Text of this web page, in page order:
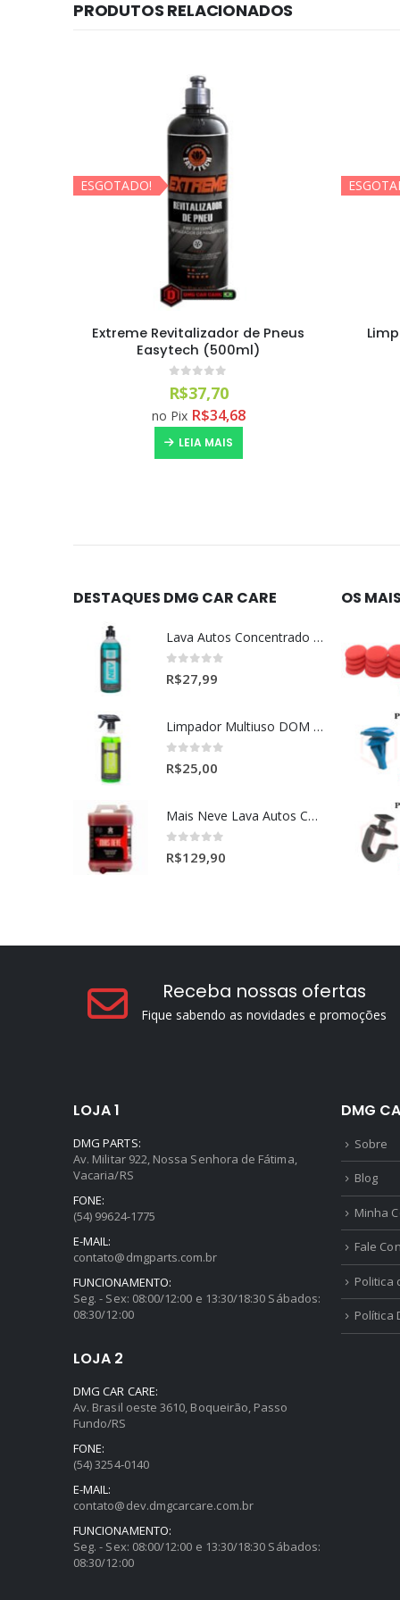
PRODUTOS RELACIONADOS
ESGOTADO!
Limpa Vidros Spray EasyTech
(500ml)
out of 5
R$31,28
no Pix R$28,78
LEIA MAIS
DESTAQUES DMG CAR CARE
Lava Autos Concentrado NEV (nevada) 1:400 (500ml)
out of 5
R$27,99
Limpador Multiuso DOM (Dominos) Dmg Pronto P/Uso (500ml)
out of 5
R$25,00
Mais Neve Lava Autos Concentrado 1:400 X-SHINE 5Litros
out of 5
R$129,90
OS
Receba nossas ofertas
Fique sabendo as novidades e promoções
LOJA 1
DMG PARTS:
Av. Militar 922, Nossa Senhora de Fátima,
Vacaria/RS
FONE:
(54) 99624-1775
E-MAIL:
contato@dmgparts.com.br
FUNCIONAMENTO:
Seg. - Sex: 08:00/12:00 e 13:30/18:30 Sábados:
08:30/12:00
LOJA 2
DMG CAR CARE:
Av. Brasil oeste 3610, Boqueirão, Passo
Fundo/RS
FONE:
(54) 3254-0140
E-MAIL:
contato@dev.dmgcarcare.com.br
FUNCIONAMENTO:
Seg. - Sex: 08:00/12:00 e 13:30/18:30 Sábados:
08:30/12:00
DMG
Sobre
Blog
Minha
Fale
Politica
Política